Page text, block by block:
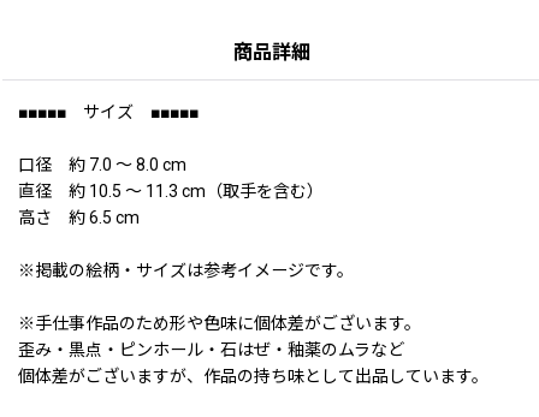
商品詳細
■■■■■ サイズ ■■■■■
口径 約 7.0 〜 8.0 cm
直径 約 10.5 〜 11.3 cm（取手を含む）
高さ 約 6.5 cm
※掲載の絵柄・サイズは参考イメージです。
※手仕事作品のため形や色味に個体差がございます。
歪み・黒点・ピンホール・石はぜ・釉薬のムラなど
個体差がございますが、作品の持ち味として出品しています。